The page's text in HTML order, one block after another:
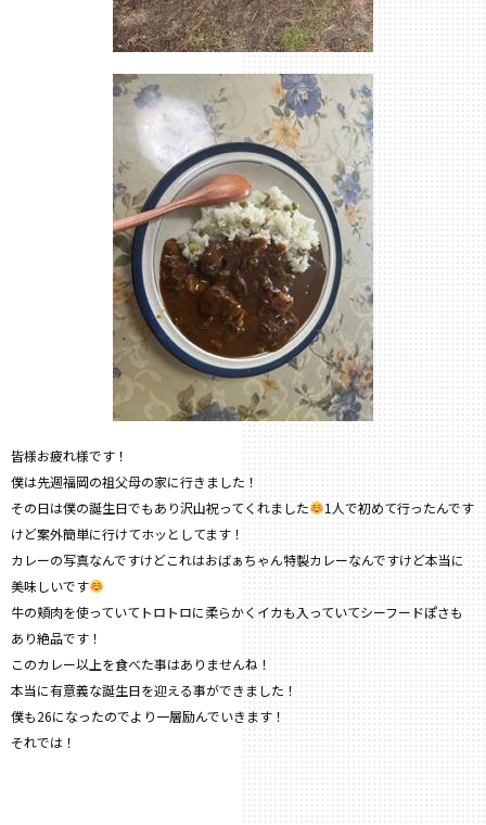
皆様お疲れ様です！
僕は先週福岡の祖父母の家に行きました！
その日は僕の誕生日でもあり沢山祝ってくれました
1人で初めて行ったんです
けど案外簡単に行けてホッとしてます！
カレーの写真なんですけどこれはおばぁちゃん特製カレーなんですけど本当に
美味しいです
牛の頬肉を使っていてトロトロに柔らかくイカも入っていてシーフードぽさも
あり絶品です！
このカレー以上を食べた事はありませんね！
本当に有意義な誕生日を迎える事ができました！
僕も26になったのでより一層励んでいきます！
それでは！